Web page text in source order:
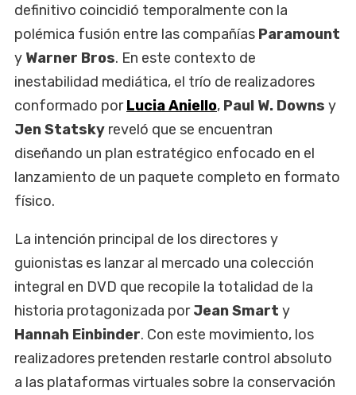
definitivo coincidió temporalmente con la
polémica fusión entre las compañías Paramount
y Warner Bros. En este contexto de
inestabilidad mediática, el trío de realizadores
conformado porLucia Aniello, Paul W. Downs y
Jen Statsky reveló que se encuentran
diseñando un plan estratégico enfocado en el
lanzamiento de un paquete completo en formato
físico.
La intención principal de los directores y
guionistas es lanzar al mercado una colección
integral en DVD que recopile la totalidad de la
historia protagonizada porJean Smart y
Hannah Einbinder. Con este movimiento, los
realizadores pretenden restarle control absoluto
a las plataformas virtuales sobre la conservación